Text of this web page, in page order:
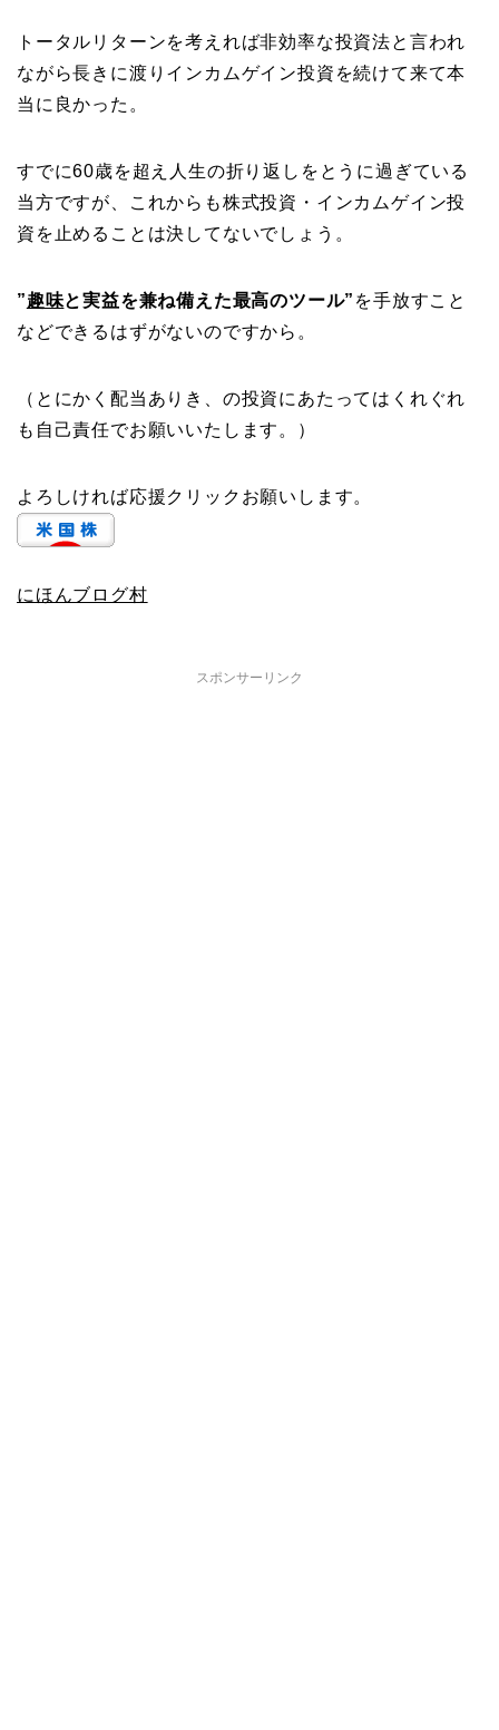
トータルリターンを考えれば非効率な投資法と言われ
ながら長きに渡りインカムゲイン投資を続けて来て本
当に良かった。
すでに60歳を超え人生の折り返しをとうに過ぎている
当方ですが、これからも株式投資・インカムゲイン投
資を止めることは決してないでしょう。
”趣味と実益を兼ね備えた最高のツール” を手放すこと
などできるはずがないのですから。
（とにかく配当ありき、の投資にあたってはくれぐれ
も自己責任でお願いいたします。）
よろしければ応援クリックお願いします。
にほんブログ村
スポンサーリンク